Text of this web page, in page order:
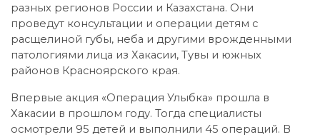
разных регионов России и Казахстана. Они
проведут консультации и операции детям с
расщелиной губы, неба и другими врожденными
патологиями лица из Хакасии, Тувы и южных
районов Красноярского края.
Впервые акция «Операция Улыбка» прошла в
Хакасии в прошлом году. Тогда специалисты
осмотрели 95 детей и выполнили 45 операций. В